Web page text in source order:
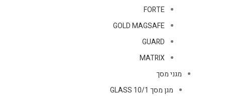
FORTE
GOLD MAGSAFE
GUARD
MATRIX
מגני מסך
מגן מסך GLASS 10/1